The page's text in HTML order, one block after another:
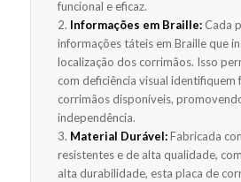
funcional e eficaz.
Informações em Braille:Cada
informações táteis em Braille que
localização dos corrimãos. Isso
com deficiência visual identifiquem
corrimãos disponíveis,
independência.
Material Durável:Fabricada
resistentes e de alta qualidade,
alta durabilidade, esta placa de